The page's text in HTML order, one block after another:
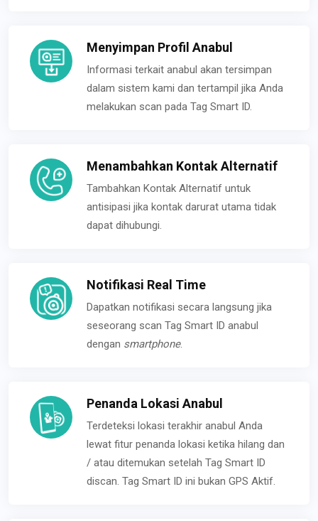
Menyimpan Profil Anabul
Informasi terkait anabul akan tersimpan
dalam sistem kami dan tertampil jika Anda
melakukan scan pada Tag Smart ID.
Menambahkan Kontak Alternatif
Tambahkan Kontak Alternatif untuk
antisipasi jika kontak darurat utama tidak
dapat dihubungi.
Notifikasi Real Time
Dapatkan notifikasi secara langsung jika
seseorang scan Tag Smart ID anabul
dengan smartphone.
Penanda Lokasi Anabul
Terdeteksi lokasi terakhir anabul Anda
lewat fitur penanda lokasi ketika hilang dan
/ atau ditemukan setelah Tag Smart ID
discan. Tag Smart ID ini bukan GPS Aktif.